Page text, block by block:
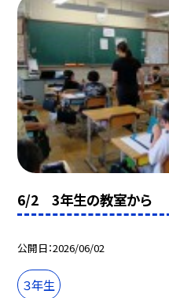
6/2 3年生の教室から
公開日 2026/06/02
３年生